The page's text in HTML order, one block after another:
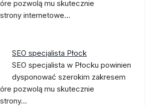
pozwolą mu skutecznie
internetowe…
SEO specjalista Płock
SEO specjalista w Płocku powinien
dysponować szerokim zakresem
pozwolą mu skutecznie